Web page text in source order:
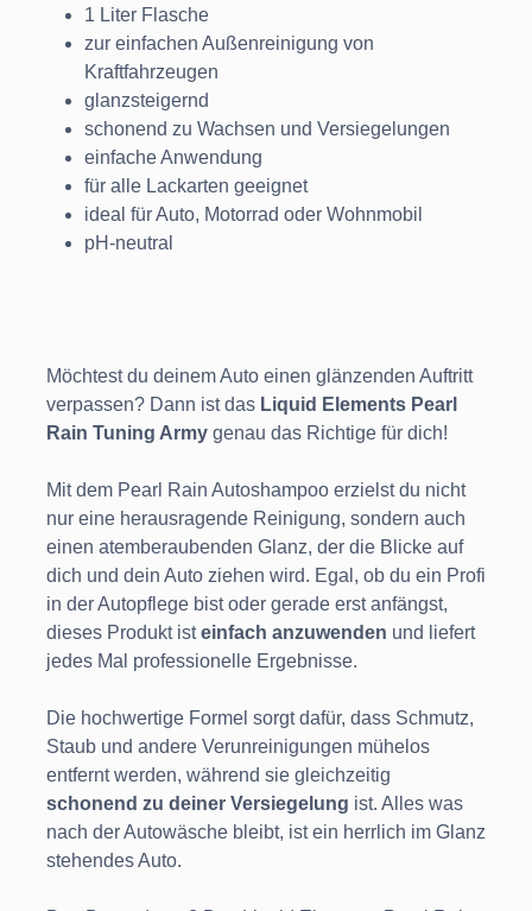
1 Liter Flasche
zur einfachen Außenreinigung von
Kraftfahrzeugen
glanzsteigernd
schonend zu Wachsen und Versiegelungen
einfache Anwendung
für alle Lackarten geeignet
ideal für Auto, Motorrad oder Wohnmobil
pH-neutral
Möchtest du deinem Auto einen glänzenden Auftritt
verpassen? Dann ist das Liquid Elements Pearl
Rain Tuning Army genau das Richtige für dich!
Mit dem Pearl Rain Autoshampoo erzielst du nicht
nur eine herausragende Reinigung, sondern auch
einen atemberaubenden Glanz, der die Blicke auf
dich und dein Auto ziehen wird. Egal, ob du ein Profi
in der Autopflege bist oder gerade erst anfängst,
dieses Produkt isteinfach anzuwenden und liefert
jedes Mal professionelle Ergebnisse.
Die hochwertige Formel sorgt dafür, dass Schmutz,
Staub und andere Verunreinigungen mühelos
entfernt werden, während sie gleichzeitig
schonend zu deiner Versiegelung ist. Alles was
nach der Autowäsche bleibt, ist ein herrlich im Glanz
stehendes Auto.